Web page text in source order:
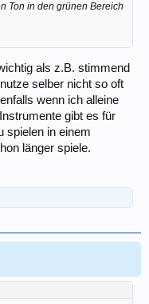
Ton in den grünen Bereich
als z.B. stimmend
selber nicht so oft
wenn ich alleine
gibt es für
spielen in einem
länger spiele.